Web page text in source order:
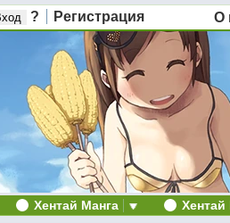
? Регистрация О
Хентай Манга